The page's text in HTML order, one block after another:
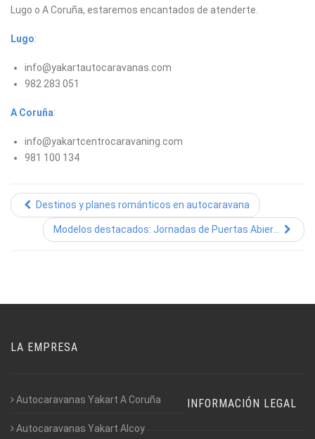
Lugo o A Coruña, estaremos encantados de atenderte.
Lugo:
info@yakartautocaravanas.com
982 283 051
A Coruña:
info@yakartcentrocaravaning.com
981 100 134
Destinos y planes románticos en autocaravana
Modelos destacados: Jornadas de Puertas Abier...
LA EMPRESA
Autocaravanas Yakart A Coruña
Autocaravanas Yakart Alcoy
INFORMACIÓN LEGAL